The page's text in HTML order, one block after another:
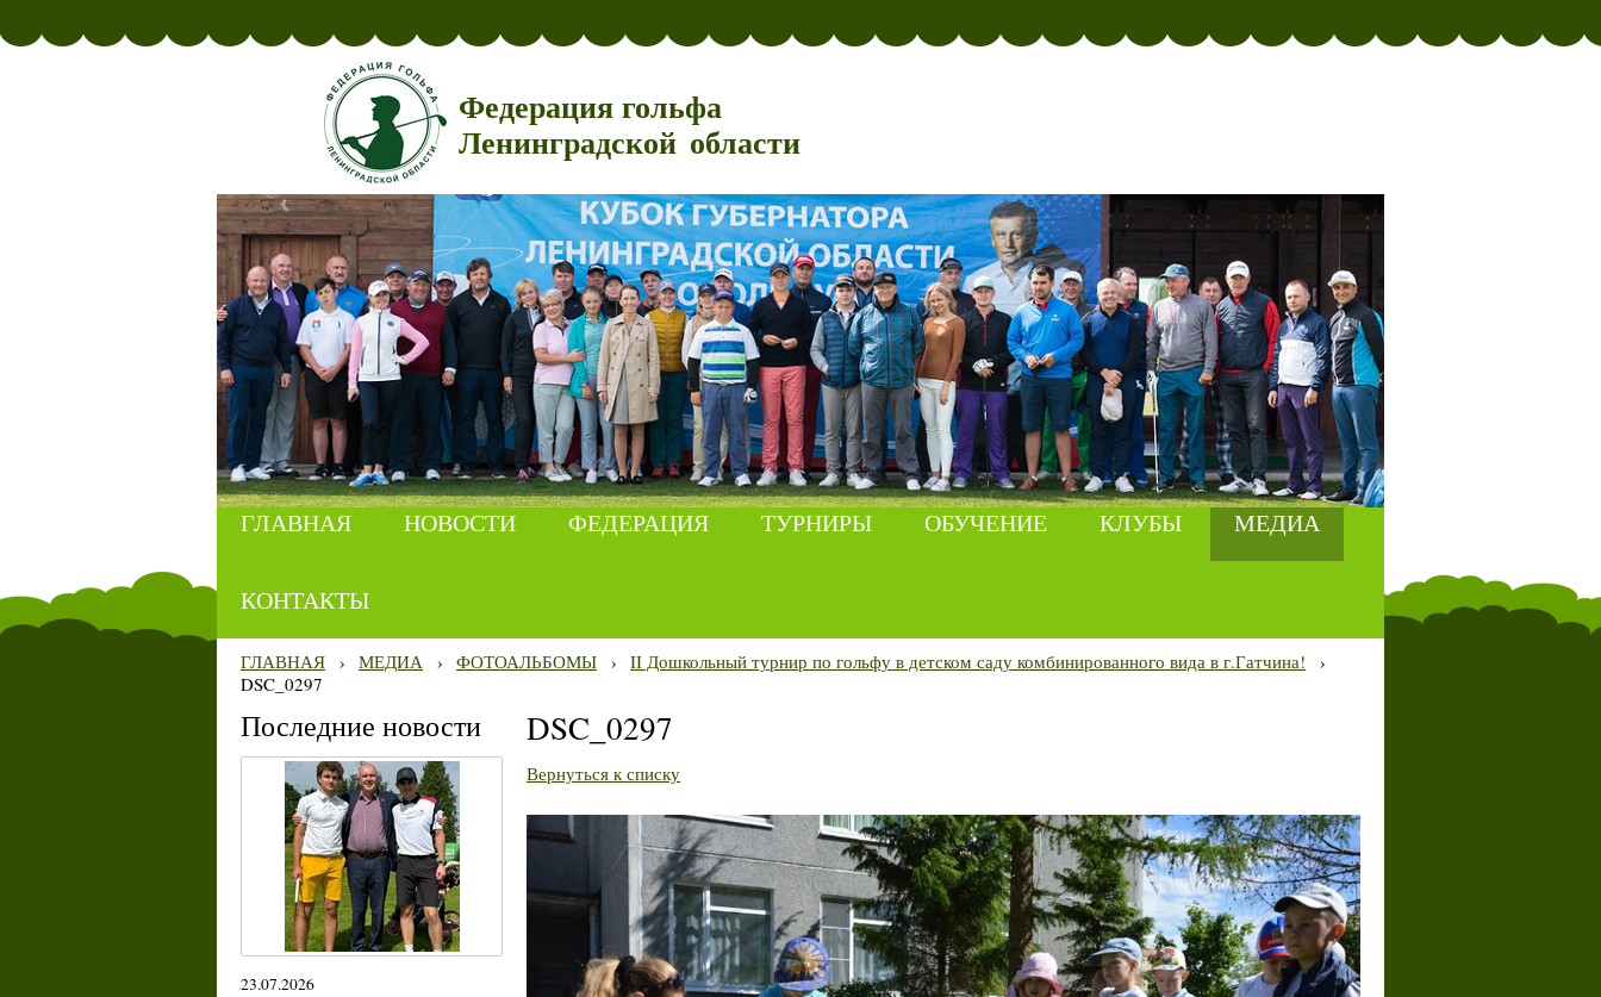
Федерация гольфа
Ленинградской области
ГЛАВНАЯ НОВОСТИ ФЕДЕРАЦИЯ ТУРНИРЫ ОБУЧЕНИЕ КЛУБЫ МЕДИА
КОНТАКТЫ
ГЛАВНАЯ › МЕДИА › ФОТОАЛЬБОМЫ › II Дошкольный турнир по гольфу в детском саду комбинированного вида в г.Гатчина!
›
DSC_0297
Последние новости
23.07.2026
DSC_0297
Вернуться к списку